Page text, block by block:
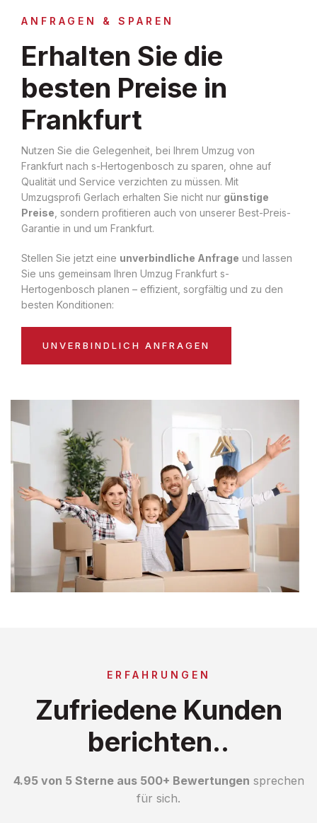
ANFRAGEN & SPAREN
Erhalten Sie die
besten Preise in
Frankfurt
Nutzen Sie die Gelegenheit, bei Ihrem Umzug von
Frankfurt nach s-Hertogenbosch zu sparen, ohne auf
Qualität und Service verzichten zu müssen. Mit
Umzugsprofi Gerlach erhalten Sie nicht nur günstige
Preise , sondern profitieren auch von unserer Best-Preis-
Garantie in und um Frankfurt.
Stellen Sie jetzt eine unverbindliche Anfrage und lassen
Sie uns gemeinsam Ihren Umzug Frankfurt s-
Hertogenbosch planen – effizient, sorgfältig und zu den
besten Konditionen:
UNVERBINDLICH ANFRAGEN
ERFAHRUNGEN
Zufriedene Kunden
berichten..
4.95 von 5 Sterne aus 500+ Bewertungen sprechen
für sich.